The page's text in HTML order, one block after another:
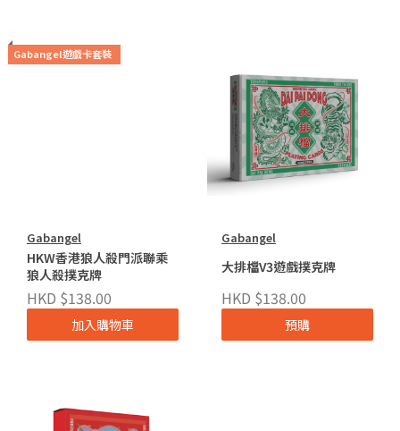
Gabangel遊戲卡套裝
Gabangel
HKW香港狼人殺門派聯乘
狼人殺撲克牌
HKD $138.00
加入購物車
Gabangel
大排檔V3遊戲撲克牌
HKD $138.00
預購